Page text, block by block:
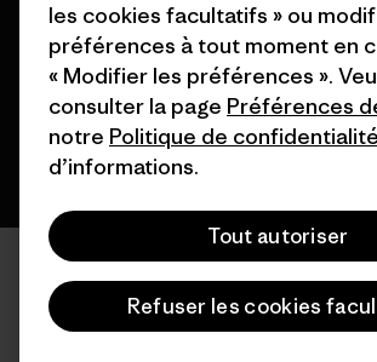
français
les cookies facultatifs » ou
préférences à tout moment en
« Modifier les préférences ».
consulter la page Préférences
notre Politique de confidentialité
d’informations.
Tout autoriser
Refuser les cookies